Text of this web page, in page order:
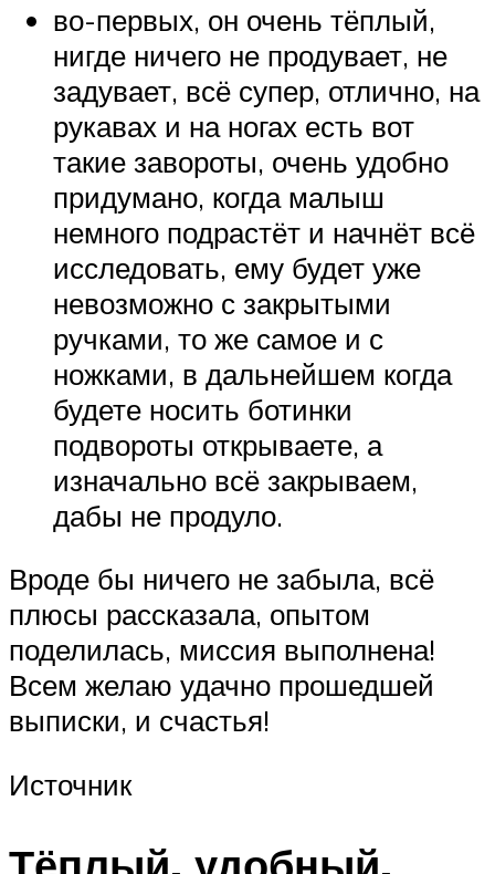
во-первых, он очень тёплый,
нигде ничего не продувает, не
задувает, всё супер, отлично, на
рукавах и на ногах есть вот
такие завороты, очень удобно
придумано, когда малыш
немного подрастёт и начнёт всё
исследовать, ему будет уже
невозможно с закрытыми
ручками, то же самое и с
ножками, в дальнейшем когда
будете носить ботинки
подвороты открываете, а
изначально всё закрываем,
дабы не продуло.
Вроде бы ничего не забыла, всё
плюсы рассказала, опытом
поделилась, миссия выполнена!
Всем желаю удачно прошедшей
выписки, и счастья!
Источник